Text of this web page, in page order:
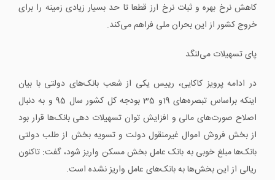
کاهش نرخ بهره و ثبات نرخ ارز قطعا تا حد بسیار زیادی زمینه را برای
خروج کشور از این بحران ملی فراهم می‌کند.
پای تسهیلات می‌لنگد
در ادامه پرویز کاکایی، رییس یکی از شعب بانک‌های دولتی با بیان
اینکه براساس تبصره‌های 19و 35 بودجه کل کشور سال 95 و به دنبال
اصلاح صورت‌های مالی و افزایش توان تسهیلات دهی بانک‌ها قرار بود
از بخش فروش اموال غیرمنقول دولت و تسویه بخش از طلب دولتی
بانک‌ها مبلغ خوبی به بانک عامل بخش مسکن واریز شود، گفت: تاکنون
ریالی از این بخش‌ها به بانک‌های عامل واریز نشده است.